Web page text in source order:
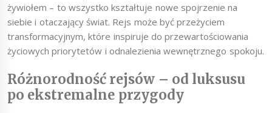
żywiołem – to wszystko kształtuje nowe spojrzenie na
siebie i otaczający świat. Rejs może być przeżyciem
transformacyjnym, które inspiruje do przewartościowania
życiowych priorytetów i odnalezienia wewnętrznego spokoju.
Różnorodność rejsów – od luksusu
po ekstremalne przygody